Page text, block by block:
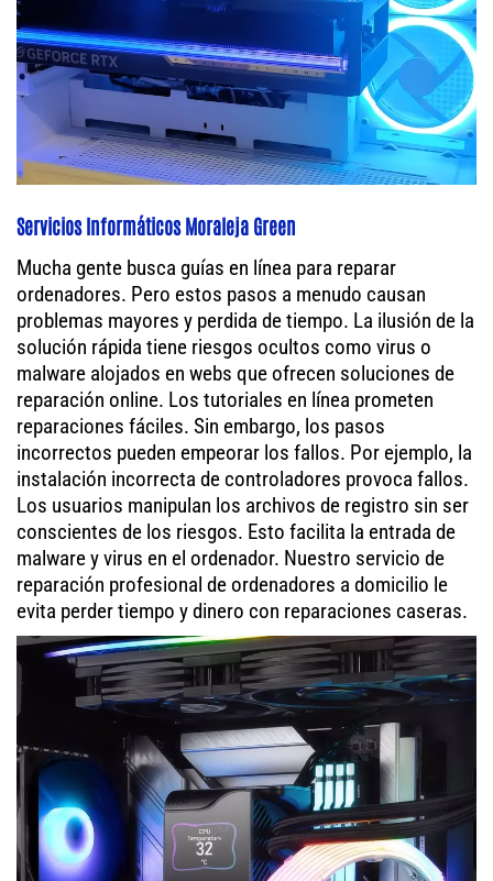
Servicios Informáticos Moraleja Green
Mucha gente busca guías en línea para reparar
ordenadores. Pero estos pasos a menudo causan
problemas mayores y perdida de tiempo. La ilusión de la
solución rápida tiene riesgos ocultos como virus o
malware alojados en webs que ofrecen soluciones de
reparación online. Los tutoriales en línea prometen
reparaciones fáciles. Sin embargo, los pasos
incorrectos pueden empeorar los fallos. Por ejemplo, la
instalación incorrecta de controladores provoca fallos.
Los usuarios manipulan los archivos de registro sin ser
conscientes de los riesgos. Esto facilita la entrada de
malware y virus en el ordenador. Nuestro servicio de
reparación profesional de ordenadores a domicilio le
evita perder tiempo y dinero con reparaciones caseras.